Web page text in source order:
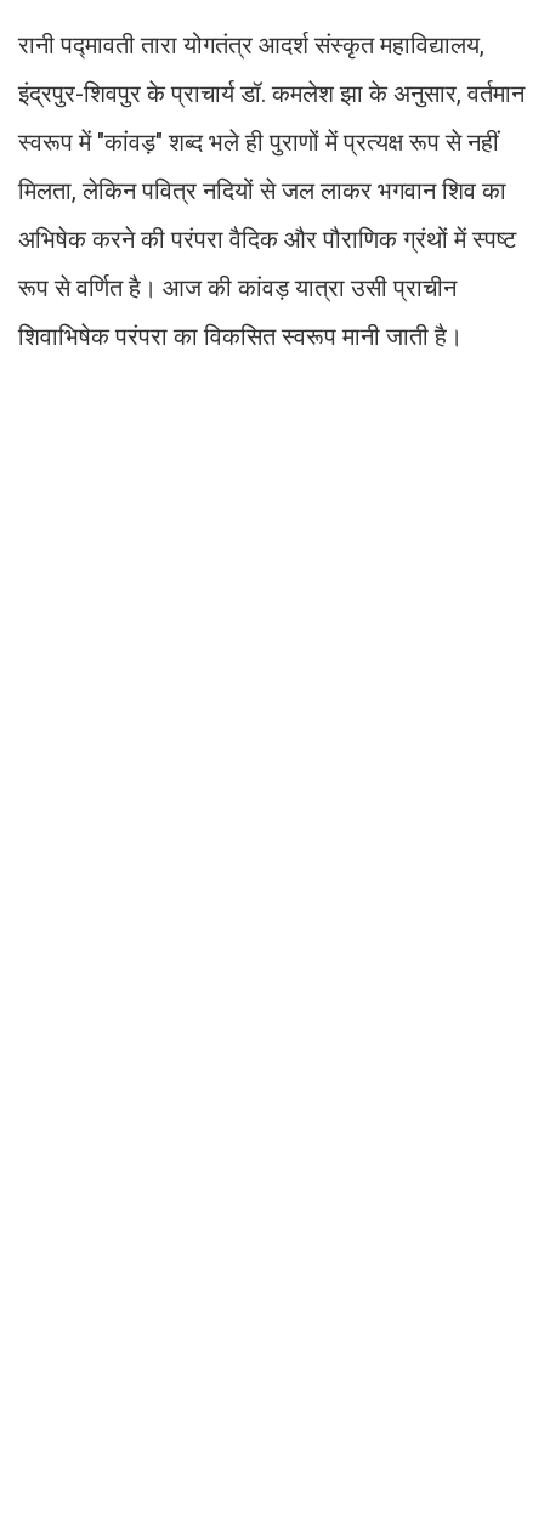
रानी पद्मावती तारा योगतंत्र आदर्श संस्कृत महाविद्यालय,
इंद्रपुर-शिवपुर के प्राचार्य डॉ. कमलेश झा के अनुसार, वर्तमान
स्वरूप में "कांवड़" शब्द भले ही पुराणों में प्रत्यक्ष रूप से नहीं
मिलता, लेकिन पवित्र नदियों से जल लाकर भगवान शिव का
अभिषेक करने की परंपरा वैदिक और पौराणिक ग्रंथों में स्पष्ट
रूप से वर्णित है। आज की कांवड़ यात्रा उसी प्राचीन
शिवाभिषेक परंपरा का विकसित स्वरूप मानी जाती है।